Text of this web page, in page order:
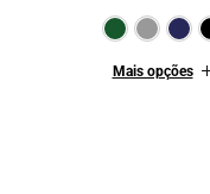
Mais opções